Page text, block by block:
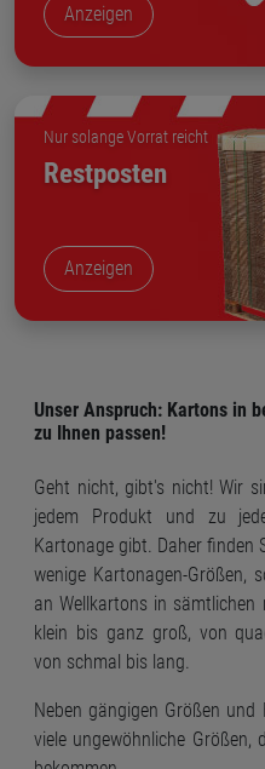
Anzeigen
Nur solange Vorrat reicht
Restposten
Anzeigen
Unser Anspruch: Kartons in
zu Ihnen passen!
Geht nicht, gibt's nicht! Wir
jedem Produkt und zu
Kartonage gibt. Daher finden
wenige Kartonagen-Größen,
an Wellkartons in
klein bis ganz groß, von
von schmal bis lang.
Neben gängigen Größen
viele ungewöhnliche Größen,